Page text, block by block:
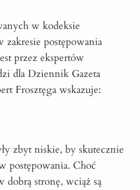
w kodeksie
postępowania
przez ekspertów
dla Dziennik Gazeta
Frosztęga wskazuje:
zbyt niskie, by skutecznie
postępowania. Choć
stronę, wciąż są